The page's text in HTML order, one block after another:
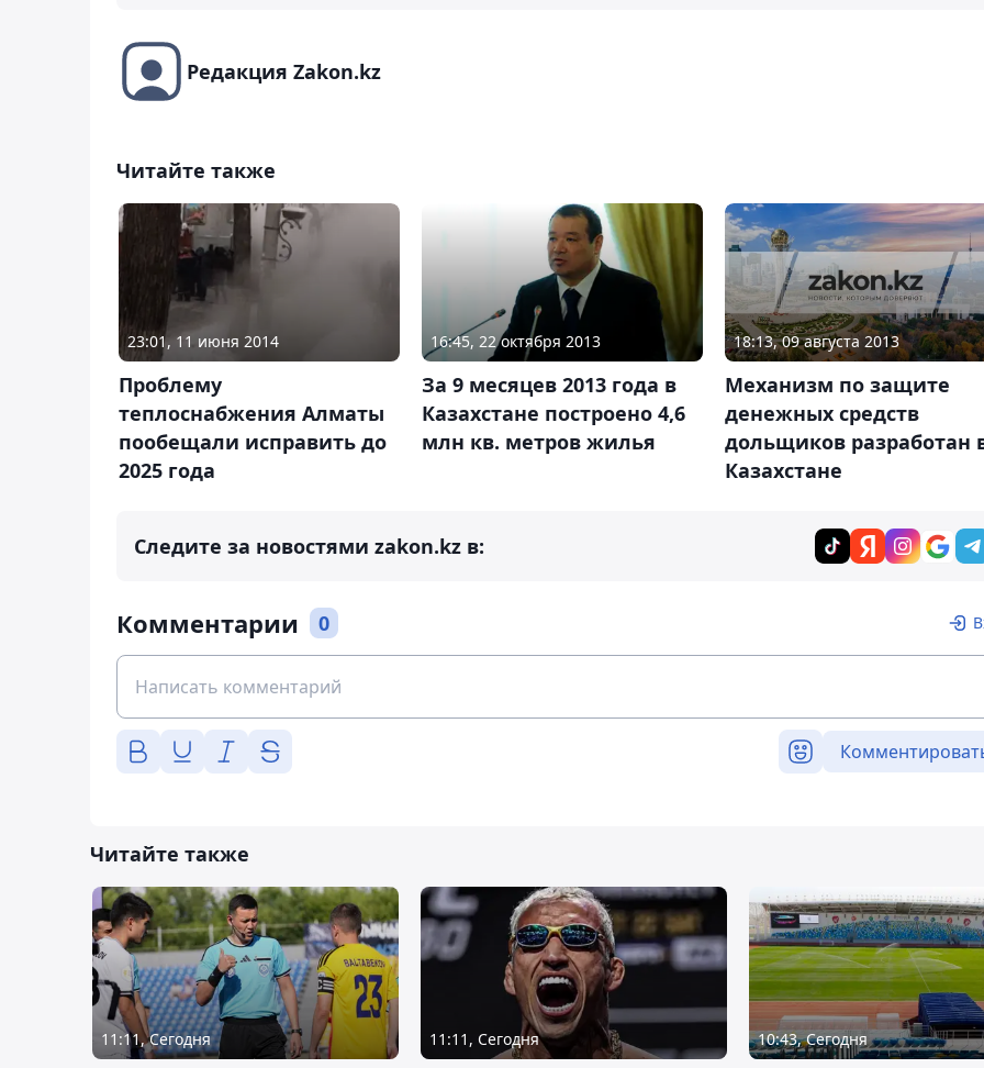
Редакция Zakon.kz
Читайте также
23:01, 11 июня 2014
Проблему
теплоснабжения Алматы
пообещали исправить до
2025 года
16:45, 22 октября 2013
За 9 месяцев 2013 года в
Казахстане построено 4,6
млн кв. метров жилья
18:13, 09 августа 2013
Механизм по защите
денежных средств
дольщиков разработан
Казахстане
Следите за новостями zakon.kz в:
Комментарии 0
Читайте также
11:11, Сегодня 11:11, Сегодня 10:43, Сегодня